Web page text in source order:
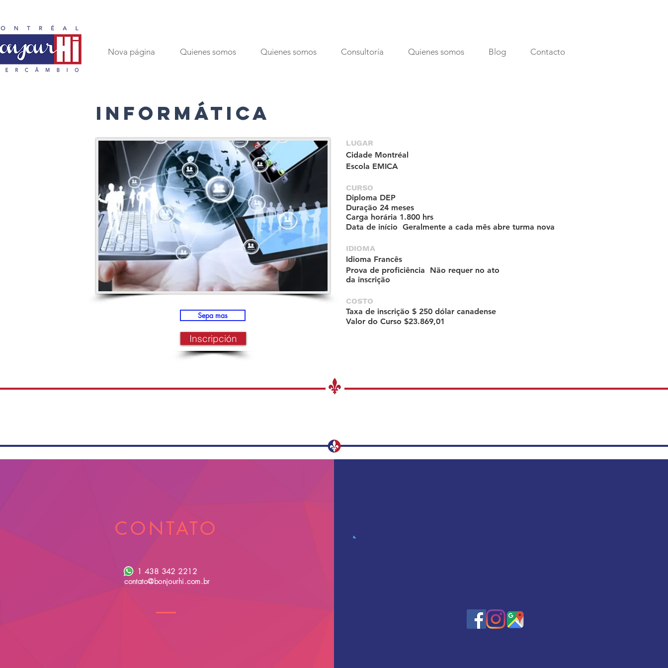
Nova página Quienes somos Quienes somos Consultoría Quienes somos Blog Contacto
INFORMÁTICA
Sepa mas
Inscripción
LUGAR
Cidade Montréal
Escola EMICA
CURSO
Diploma DEP
Duração 24 meses
Carga horária 1.800 hrs
Data de início Geralmente a cada mês abre turma nova
IDIOMA
Idioma Francês
Prova de proficiência
Não requer no ato
da inscrição
COSTO
Taxa de inscrição $ 250 dólar canadense
Valor do Curso $23.869,01
CONTATO
1 438 342 2212
contato@bonjourhi.com.br